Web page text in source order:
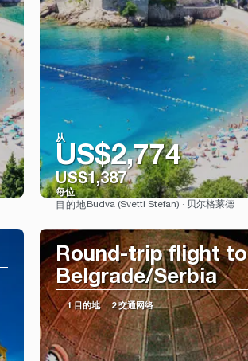
从
US$2,774
US$1,387
每位
目的地 Budva (Svetti Stefan) · 贝尔格莱德
Round-trip flight to
Belgrade/Serbia
1 目的地 2 交通网络